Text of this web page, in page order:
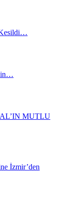
Kesildi…
MUTLU
İzmir’den